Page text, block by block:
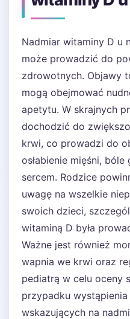
Nadmiar witaminy D u
może prowadzić do
zdrowotnych. Objawy
mogą obejmować
apetytu. W skrajnych
dochodzić do
krwi, co prowadzi do
osłabienie mięśni,
sercem. Rodzice
uwagę na wszelkie
swoich dzieci,
witaminą D była
Ważne jest również
wapnia we krwi oraz
pediatrą w celu oceny
przypadku
wskazujących na